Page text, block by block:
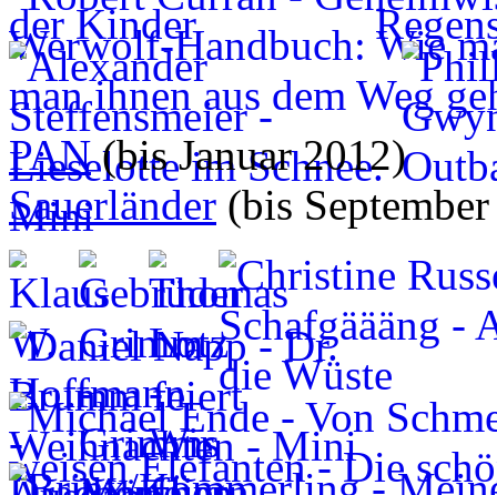
PAN(bis Januar 2012)
Sauerländer (bis